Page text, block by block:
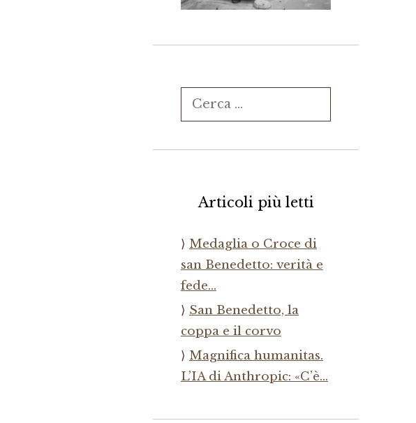
Ricerca
per:
Articoli più letti
Medaglia o Croce di
san Benedetto: verità e
fede…
San Benedetto, la
coppa e il corvo
Magnifica humanitas.
L’IA di Anthropic: «C’è…